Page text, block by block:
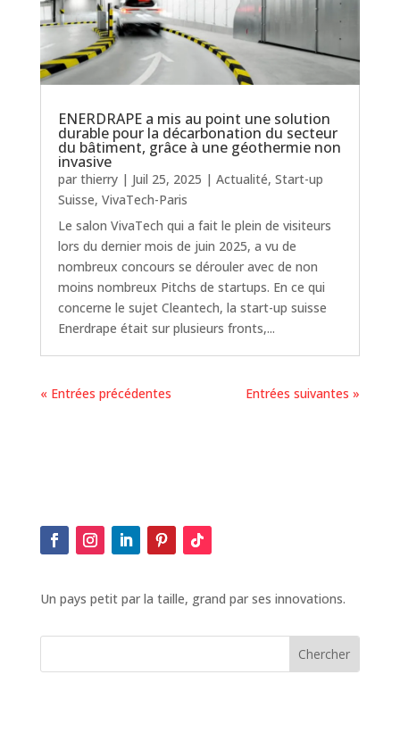
ENERDRAPE a mis au point une solution
durable pour la décarbonation du secteur
du bâtiment, grâce à une géothermie non
invasive
par thierry| Juil 25, 2025 | Actualité, Start-up
Suisse, VivaTech-Paris
Le salon VivaTech qui a fait le plein de visiteurs
lors du dernier mois de juin 2025, a vu de
nombreux concours se dérouler avec de non
moins nombreux Pitchs de startups. En ce qui
concerne le sujet Cleantech, la start-up suisse
Enerdrape était sur plusieurs fronts,...
« Entrées précédentes Entrées suivantes »
Un pays petit par la taille, grand par ses innovations.